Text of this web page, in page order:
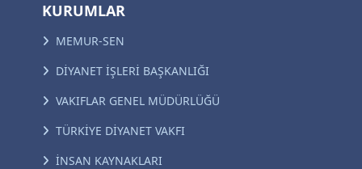
KURUMLAR
MEMUR-SEN
DİYANET İŞLERİ BAŞKANLIĞI
VAKIFLAR GENEL MÜDÜRLÜĞÜ
TÜRKİYE DİYANET VAKFI
İNSAN KAYNAKLARI